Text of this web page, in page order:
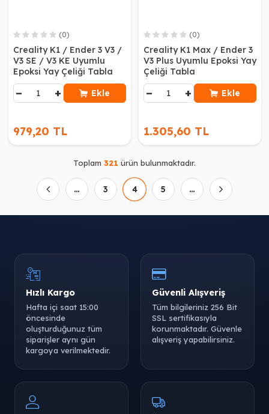
(0)
Creality K1 / Ender 3 V3 /
V3 SE / V3 KE Uyumlu
Epoksi Yay Çeliği Tabla
− + Ekle
979,20 TL
(0)
Creality K1 Max / Ender 3
V3 Plus Uyumlu Epoksi Yay
Çeliği Tabla
− + Ekle
1.305,60 TL
Toplam 321 ürün bulunmaktadır.
… 3 4 5 …
Hızlı Kargo
Hafta içi saat 15:00
öncesinde
oluşturduğunuz tüm
siparişler aynı gün
kargoya verilmektedir.
Güvenli Alışveriş
Tüm bilgileriniz 256 Bit
SSL sertifikasıyla
korunmaktadır. Güvenle
alışveriş yapabilirsiniz.